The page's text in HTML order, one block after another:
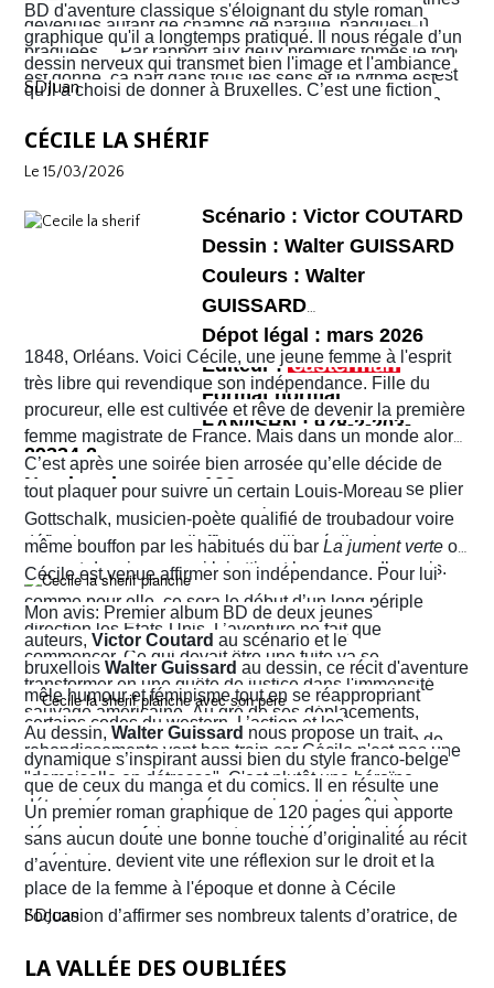
coup d’œil mais les ennuis vont vite commencer. En
réalité c’est la ville entière qui semble être tombée dans
une violence sans nom. C'est véritablement le Far West
avec son lot d’insécurité et d’anarchie. Il y a même un
shérif !
devenues autant de champs de bataille, banques
braquées… Par rapport aux deux premiers tomes le ton
est donné, ça part dans tous les sens et le rythme est
plus que soutenu de bout en bout. Sophie et Quentin
vont devoir faire face à une situation totalement confuse
vont rapidement se découvrir as de la gâchette, surtout
Sophie. Un album, on peut le dire, surréaliste.
BD d'aventure classique s'éloignant du style roman
graphique qu'il a longtemps pratiqué. Il nous régale d’un
dessin nerveux qui transmet bien l'image et l'ambiance
qu'il a choisi de donner à Bruxelles. C’est une fiction
Bruxelles de 2026 telle que perçue par nombre de ses
habitants !
SDJuan
CÉCILE LA SHÉRIF
Le 15/03/2026
Scénario : Victor COUTARD
Dessin : Walter GUISSARD
Couleurs : Walter
GUISSARD
Dépot légal : mars 2026
Editeur :
Format normal
EAN/ISBN : 978-2-203-
29334-2
Nombre de pages :120
1848, Orléans. Voici Cécile, une jeune femme à l'esprit
très libre qui revendique son indépendance. Fille du
procureur, elle est cultivée et rêve de devenir la première
femme magistrate de France. Mais dans un monde alors
très machiste, elle est confrontée à une institution
judiciaire exclusivement masculine. Refusant de se plier
aux conventions sociales de l'époque, elle ne cesse de
défier les normes et d’affirmer sa liberté d’action en
prenant des risques qui lui attirent beaucoup d’ennuis.
C’est après une soirée bien arrosée qu’elle décide de
tout plaquer pour suivre un certain Louis-Moreau
Gottschalk, musicien-poète qualifié de troubadour voire
même bouffon par les habitués du bar La jument verte où
Cécile est venue affirmer son indépendance. Pour lui
comme pour elle, ce sera le début d’un long périple
direction les États-Unis. L’aventure ne fait que
commencer. Ce qui devait être une fuite va se
transformer en une quête de justice dans l'immensité
sauvage américaine. Au gré de ses déplacements,
Cécile finira contre toute attente par troquer la robe de
juriste contre l'étoile de shérif…
Mon avis: Premier album BD de deux jeunes
auteurs, Victor Coutard au scénario et le
bruxellois Walter Guissard au dessin, ce récit d'aventure
mêle humour et féminisme tout en se réappropriant
certains codes du western. L’action et les
rebondissements vont bon train car Cécile n'est pas une
"demoiselle en détresse". C'est plutôt une héroïne
déterminée, un peu ingénue mais surtout prête à en
découdre pour faire respecter ses idéaux. La virée
américaine devient vite une réflexion sur le droit et la
place de la femme à l'époque et donne à Cécile
l’occasion d’affirmer ses nombreux talents d’oratrice, de
habile.
Au dessin, Walter Guissard nous propose un trait
dynamique s’inspirant aussi bien du style franco-belge
que de ceux du manga et du comics. Il en résulte une
narration visuelle hyper dynamique privilégiant le
mouvement et l'énergie, c'est le moins que l'on puisse
dire.
Un premier roman graphique de 120 pages qui apporte
sans aucun doute une bonne touche d’originalité au récit
d’aventure.
SDJuan
LA VALLÉE DES OUBLIÉES